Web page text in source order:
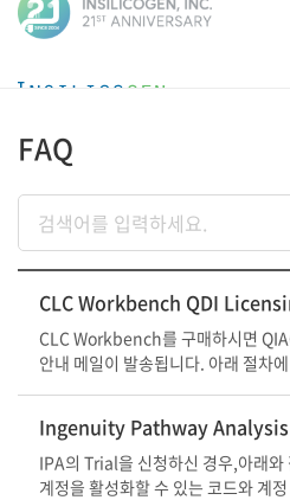
인
실
리
코
젠
FAQ
게시판
리스트
CLC Workbench QDI
CLC Workbench를 구매하시면
안내 메일이 발송됩니다. 아래 절차
튼 클릭 입력한 이메일로 발송된 링크를 통해 비밀번호 설정 완료 ※
비밀번호 설정은 반드시 발주에 사용
LC Workbench 실행 및 로그인 CLC Workbench를 '관리자 권한
IPA의 Trial을 신청하신 경우,아래
계정을 활성화할 수 있는 코드와 계